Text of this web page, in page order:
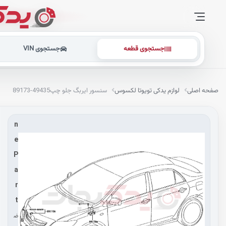
جستجوی قطعه جستجوی VIN
صفحه اصلی لوازم یدکی تویوتا لکسوس سنسور ایربگ جلو چپ89173-49435
e
u
n
e
P
a
r
t
ض